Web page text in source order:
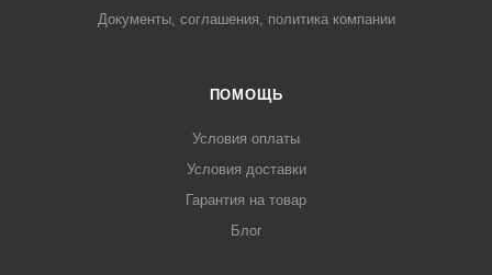
Документы, соглашения, политика компании
ПОМОЩЬ
Условия оплаты
Условия доставки
Гарантия на товар
Блог